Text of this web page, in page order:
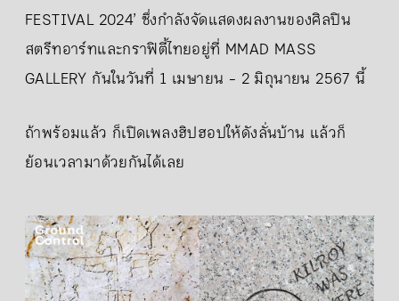
FESTIVAL 2024’ ซึ่งกำลังจัดแสดงผลงานของศิลปิน
สตรีทอาร์ทและกราฟิตี้ไทยอยู่ที่ MMAD MASS
GALLERY กันในวันที่ 1 เมษายน - 2 มิถุนายน 2567 นี้
ถ้าพร้อมแล้ว ก็เปิดเพลงฮิปฮอปให้ดังลั่นบ้าน แล้วก็
ย้อนเวลามาด้วยกันได้เลย